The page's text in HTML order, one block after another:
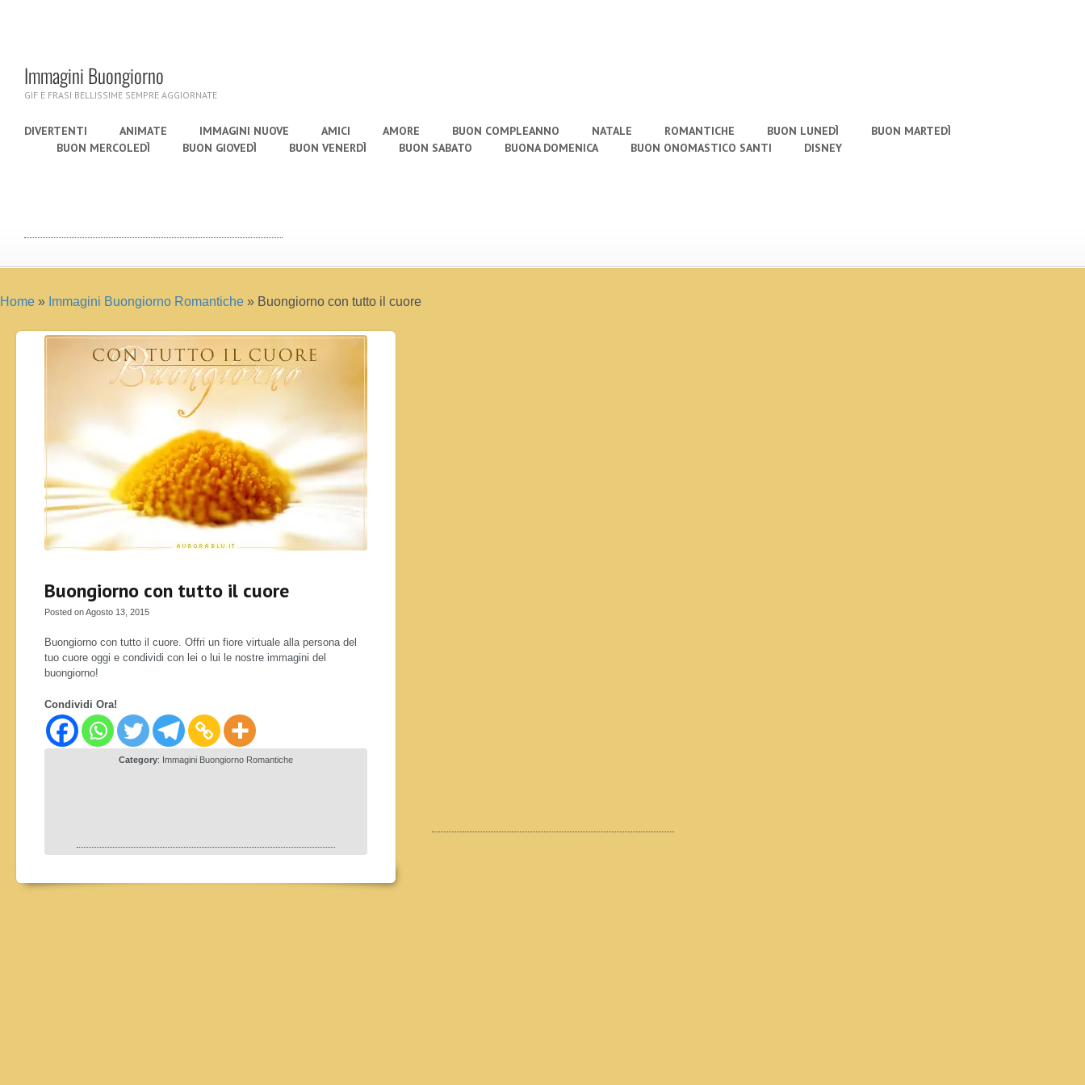
Immagini Buongiorno
GIF E FRASI BELLISSIME SEMPRE AGGIORNATE
DIVERTENTI ANIMATE IMMAGINI NUOVE AMICI AMORE BUON COMPLEANNO NATALE ROMANTICHE BUON LUNEDÌ
BUON MARTEDÌ
BUON MERCOLEDÌ
BUON GIOVEDÌ BUON VENERDÌ BUON SABATO BUONA DOMENICA BUON ONOMASTICO SANTI DISNEY
Home » Immagini Buongiorno Romantiche » Buongiorno con tutto il cuore
Buongiorno con tutto il cuore
Posted on Agosto 13, 2015
Buongiorno con tutto il cuore. Offri un fiore virtuale alla persona del
tuo cuore oggi e condividi con lei o lui le nostre immagini del
buongiorno!
Condividi Ora!
Category: Immagini Buongiorno Romantiche